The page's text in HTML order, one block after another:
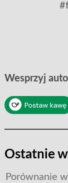
Wesprzyj
Ostatnie
Porównanie